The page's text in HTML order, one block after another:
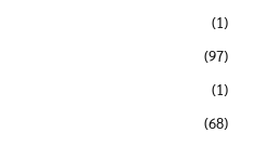
(1)
(97)
(1)
(68)